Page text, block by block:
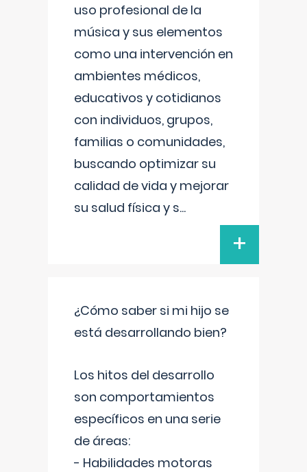
uso profesional de la
música y sus elementos
como una intervención en
ambientes médicos,
educativos y cotidianos
con individuos, grupos,
familias o comunidades,
buscando optimizar su
calidad de vida y mejorar
su salud física y s...
+
¿Cómo saber si mi hijo se
está desarrollando bien?
Los hitos del desarrollo
son comportamientos
específicos en una serie
de áreas:
- Habilidades motoras